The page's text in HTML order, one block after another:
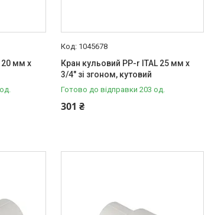
20 мм х
1045678
Кран кульовий PP-r ITAL 25 мм х
3/4" зі згоном, кутовий
Готово до відправки 203 од.
301 ₴